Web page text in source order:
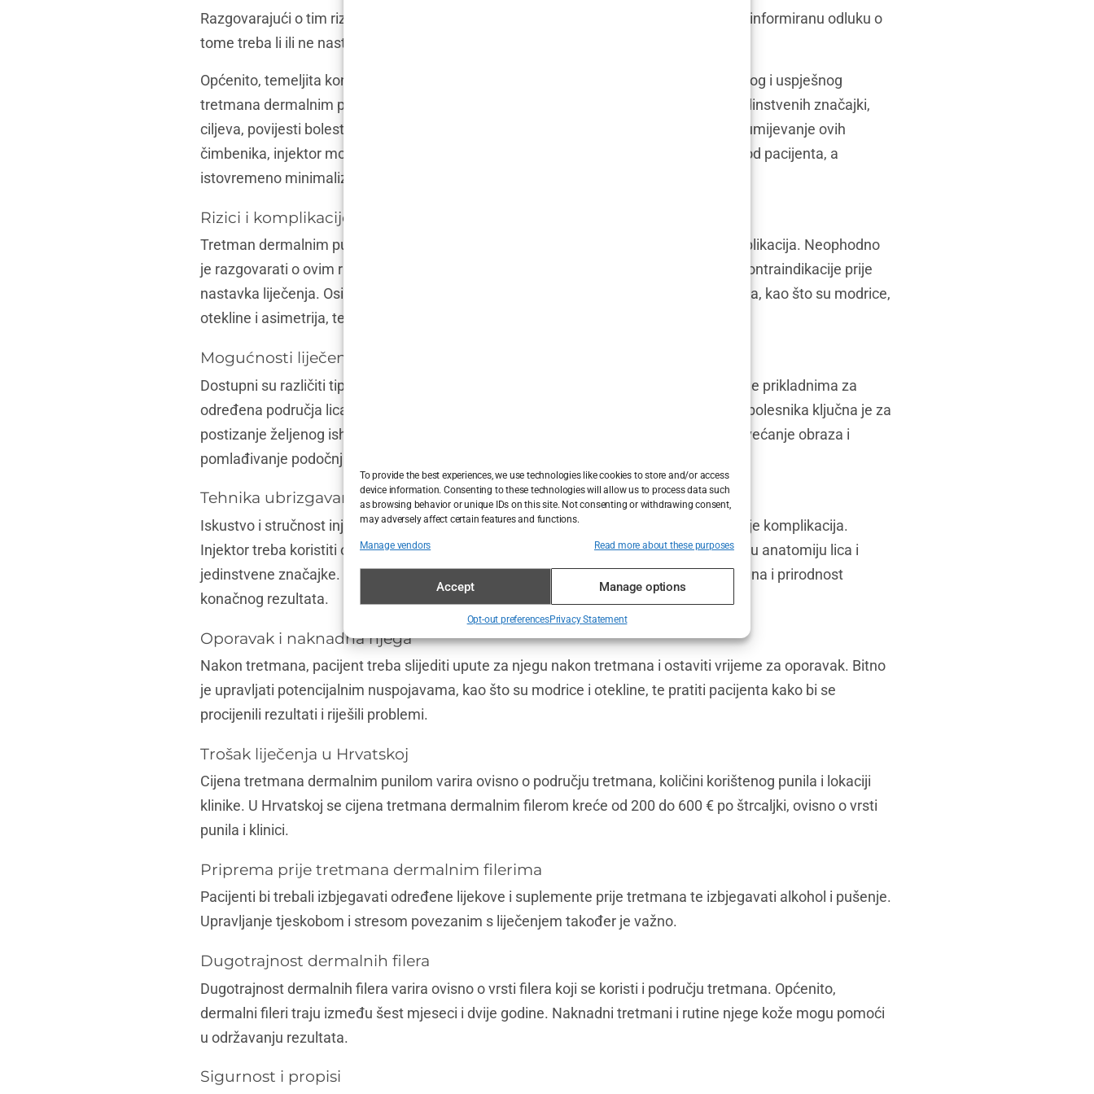
To provide the best experiences, we use technologies like cookies to store and/or access
device information. Consenting to these technologies will allow us to process data such
as browsing behavior or unique IDs on this site. Not consenting or withdrawing consent,
may adversely affect certain features and functions.
Manage vendors Read more about these purposes
Accept Manage options
Opt-out preferencesPrivacy Statement
Razgovarajući o tim rizicima s pacijentom, injektor može pomoći pacijentu da donese informiranu odluku o
tome treba li ili ne nastaviti s liječenjem.
Općenito, temeljita konzultacija s pacijentom i procjena ključni su za osiguranje sigurnog i uspješnog
tretmana dermalnim punilom. Uključuje procjenu pacijentove anatomije, tipa kože, jedinstvenih značajki,
ciljeva, povijesti bolesti te potencijalnih rizika i komplikacija. Odvajajući vrijeme za razumijevanje ovih
čimbenika, injektor može izraditi prilagođeni plan liječenja kojim se postiže željeni ishod pacijenta, a
istovremeno minimalizira rizike i komplikacije.
Rizici i komplikacije dermalnih filera
Tretman dermalnim punilom općenito je siguran, ali nije bez potencijalnih rizika i komplikacija. Neophodno
je razgovarati o ovim rizicima s pacijentom i pregledati njegovu povijest bolesti i sve kontraindikacije prije
nastavka liječenja. Osim toga, ključno je obavijestiti pacijenta o mogućim nuspojavama, kao što su modrice,
otekline i asimetrija, te kako ih kontrolirati.
Mogućnosti liječenja i prilagodba
Dostupni su različiti tipovi dermalnih punila, svaki s jedinstvenim svojstvima koja ih čine prikladnima za
određena područja lica. Prilagodba planova liječenja na temelju individualnih potreba bolesnika ključna je za
postizanje željenog ishoda. Uobičajene opcije liječenja uključuju povećanje usana, povećanje obraza i
pomlađivanje podočnjaka.
Tehnika ubrizgavanja dermalnih filera
Iskustvo i stručnost injektora ključni su za postizanje optimalnih rezultata i izbjegavanje komplikacija.
Injektor treba koristiti odgovarajuće tehnike ubrizgavanja, uzimajući u obzir pacijentovu anatomiju lica i
jedinstvene značajke. Tehnika injektora također može utjecati na dugotrajnost tretmana i prirodnost
konačnog rezultata.
Oporavak i naknadna njega
Nakon tretmana, pacijent treba slijediti upute za njegu nakon tretmana i ostaviti vrijeme za oporavak. Bitno
je upravljati potencijalnim nuspojavama, kao što su modrice i otekline, te pratiti pacijenta kako bi se
procijenili rezultati i riješili problemi.
Trošak liječenja u Hrvatskoj
Cijena tretmana dermalnim punilom varira ovisno o području tretmana, količini korištenog punila i lokaciji
klinike. U Hrvatskoj se cijena tretmana dermalnim filerom kreće od 200 do 600 € po štrcaljki, ovisno o vrsti
punila i klinici.
Priprema prije tretmana dermalnim filerima
Pacijenti bi trebali izbjegavati određene lijekove i suplemente prije tretmana te izbjegavati alkohol i pušenje.
Upravljanje tjeskobom i stresom povezanim s liječenjem također je važno.
Dugotrajnost dermalnih filera
Dugotrajnost dermalnih filera varira ovisno o vrsti filera koji se koristi i području tretmana. Općenito,
dermalni fileri traju između šest mjeseci i dvije godine. Naknadni tretmani i rutine njege kože mogu pomoći
u održavanju rezultata.
Sigurnost i propisi